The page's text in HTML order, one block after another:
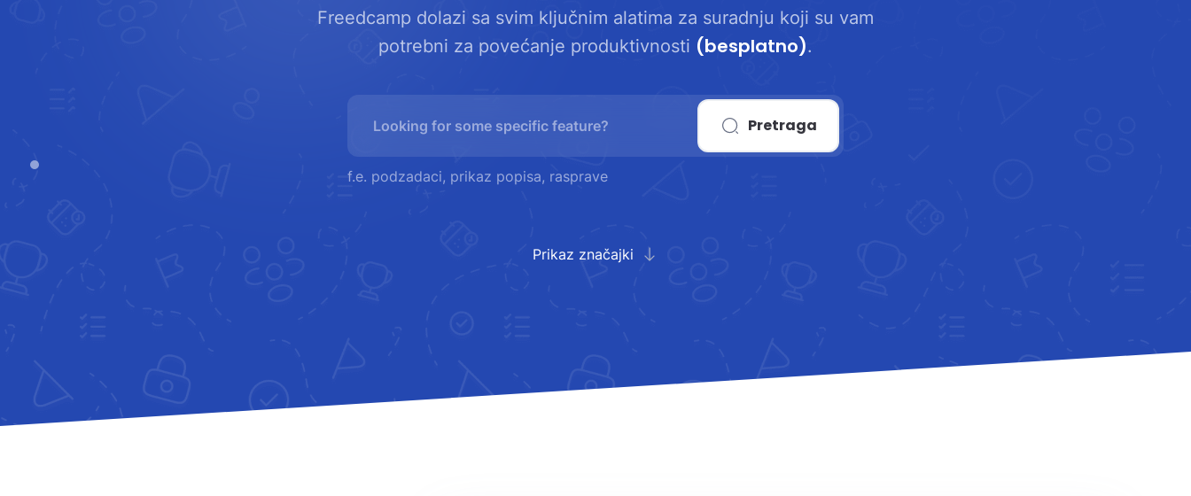
Freedcamp dolazi sa svim ključnim alatima za suradnju koji su vam
potrebni za povećanje produktivnosti (besplatno).
Pretraga
f.e. podzadaci, prikaz popisa, rasprave
Prikaz značajki